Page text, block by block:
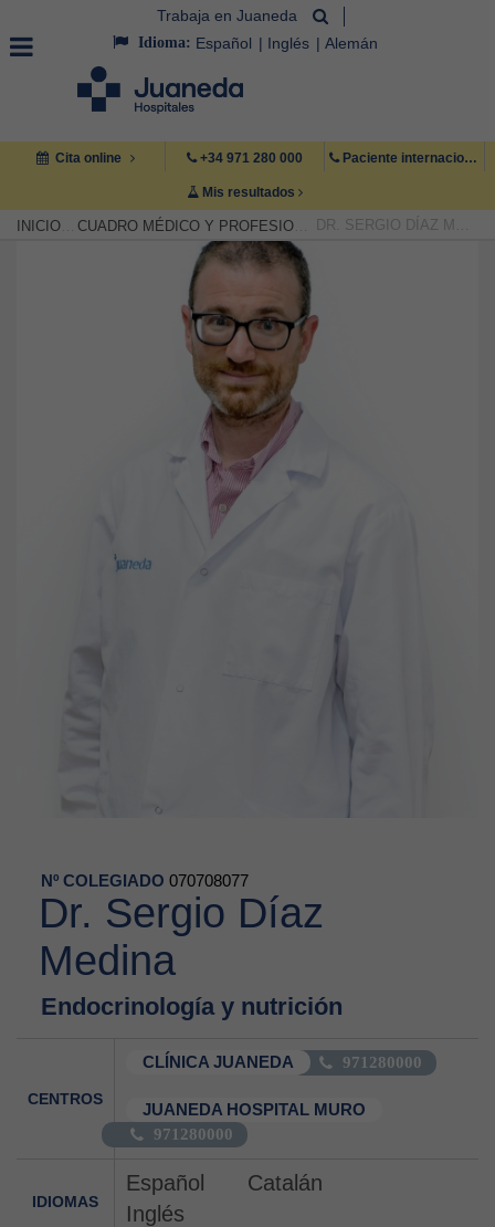
Trabaja en Juaneda
Idioma: Español Inglés Alemán
Cita online +34 971 280 000 Paciente internacional +34 971 222 222
Mis resultados
INICIO CUADRO MÉDICO Y PROFESIONAL DR. SERGIO DÍAZ MEDINA
Nº COLEGIADO 070708077
Dr. Sergio Díaz
Medina
Endocrinología y nutrición
CENTROS
CLÍNICA JUANEDA 971280000
JUANEDA HOSPITAL MURO
971280000
IDIOMAS
Español
Catalán
Inglés